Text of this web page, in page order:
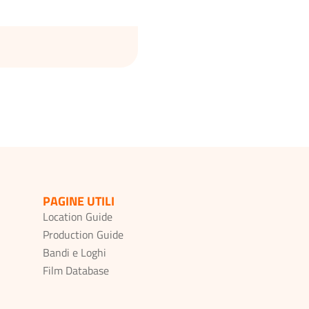
PAGINE UTILI
Location Guide
Production Guide
Bandi e Loghi
Film Database